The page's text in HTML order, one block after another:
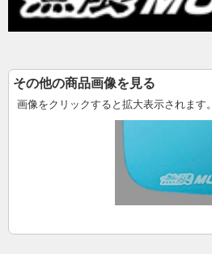
その他の商品画像を見る
画像をクリックすると拡大表示されます。